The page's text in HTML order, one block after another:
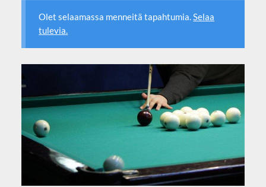
Olet selaamassa menneitä tapahtumia.Selaa
tulevia.